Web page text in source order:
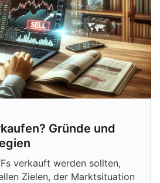
Gründe und
verkauft werden sollten,
Zielen, der Marktsituation